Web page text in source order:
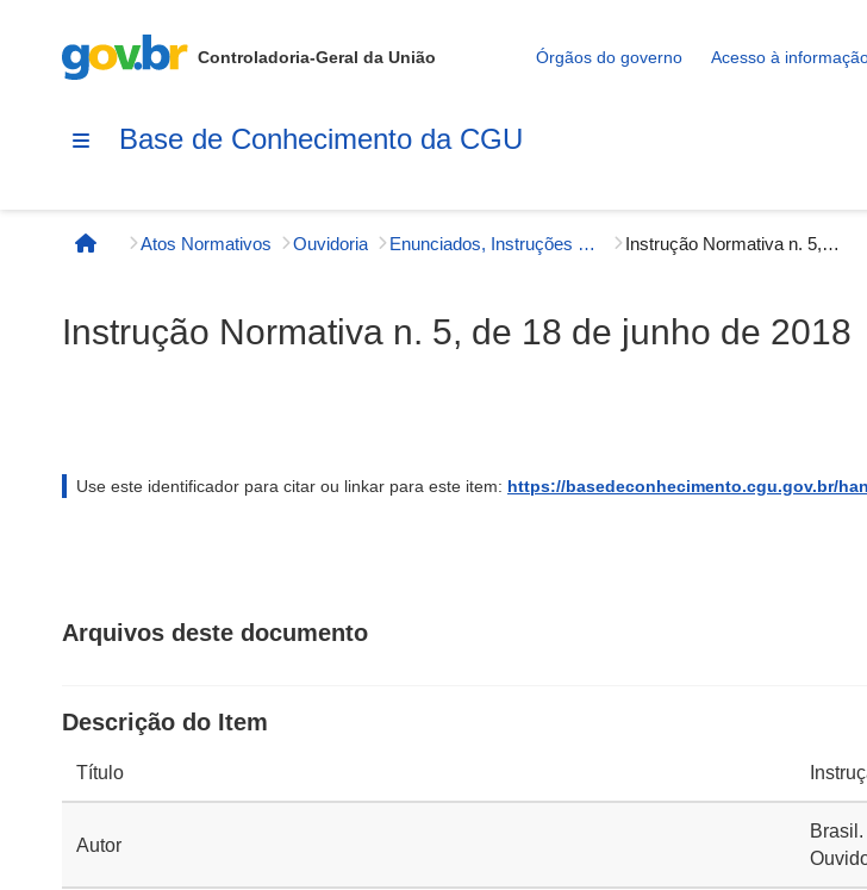
Controladoria-Geral da União Órgãos do governo Acesso à
Base de Conhecimento da CGU
Página inicial
Atos Normativos Ouvidoria Enunciados, Instruções e Orientações Normativas - Ouvidoria Instrução Normativa n. 5, de 18 de junho de 2018
Instrução Normativa n. 5, de 18 de junho de 2018
Use este identificador para citar ou linkar para este item: https://basedeconhecimento.cgu.gov.br/
Arquivos deste documento
Descrição do Item
Título
Autor